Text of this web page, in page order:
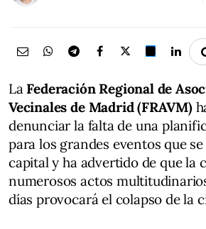
La Federación Regional de
Vecinales de Madrid (FRAVM)
denunciar la falta de una
para los grandes eventos que
capital y ha advertido de que la
numerosos actos
días provocará el colapso de la